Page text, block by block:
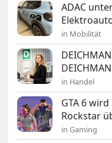
ADAC
in Mobilität
in Handel
GTA 6
Rockstar
in Gaming